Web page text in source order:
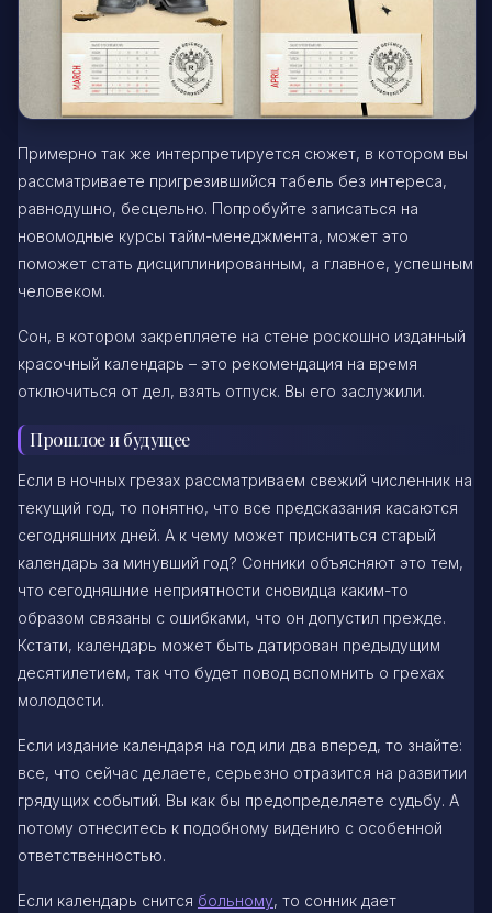
Примерно так же интерпретируется сюжет, в котором вы
рассматриваете пригрезившийся табель без интереса,
равнодушно, бесцельно. Попробуйте записаться на
новомодные курсы тайм-менеджмента, может это
поможет стать дисциплинированным, а главное, успешным
человеком.
Сон, в котором закрепляете на стене роскошно изданный
красочный календарь – это рекомендация на время
отключиться от дел, взять отпуск. Вы его заслужили.
Прошлое и будущее
Если в ночных грезах рассматриваем свежий численник на
текущий год, то понятно, что все предсказания касаются
сегодняшних дней. А к чему может присниться старый
календарь за минувший год? Сонники объясняют это тем,
что сегодняшние неприятности сновидца каким-то
образом связаны с ошибками, что он допустил прежде.
Кстати, календарь может быть датирован предыдущим
десятилетием, так что будет повод вспомнить о грехах
молодости.
Если издание календаря на год или два вперед, то знайте:
все, что сейчас делаете, серьезно отразится на развитии
грядущих событий. Вы как бы предопределяете судьбу. А
потому отнеситесь к подобному видению с особенной
ответственностью.
Если календарь снится больному, то сонник дает